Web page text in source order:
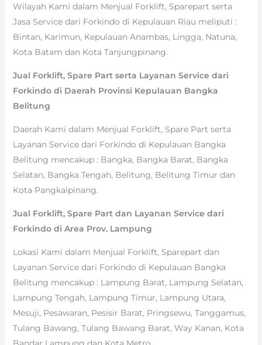
Wilayah Kami dalam Menjual Forklift, Sparepart serta
Jasa Service dari Forkindo di Kepulauan Riau meliputi :
Bintan, Karimun, Kepulauan Anambas, Lingga, Natuna,
Kota Batam dan Kota Tanjungpinang.
Jual Forklift, Spare Part serta Layanan Service dari
Forkindo di Daerah Provinsi Kepulauan Bangka
Belitung
Daerah Kami dalam Menjual Forklift, Spare Part serta
Layanan Service dari Forkindo di Kepulauan Bangka
Belitung mencakup : Bangka, Bangka Barat, Bangka
Selatan, Bangka Tengah, Belitung, Belitung Timur dan
Kota Pangkalpinang.
Jual Forklift, Spare Part dan Layanan Service dari
Forkindo di Area Prov. Lampung
Lokasi Kami dalam Menjual Forklift, Sparepart dan
Layanan Service dari Forkindo di Kepulauan Bangka
Belitung mencakup : Lampung Barat, Lampung Selatan,
Lampung Tengah, Lampung Timur, Lampung Utara,
Mesuji, Pesawaran, Pesisir Barat, Pringsewu, Tanggamus,
Tulang Bawang, Tulang Bawang Barat, Way Kanan, Kota